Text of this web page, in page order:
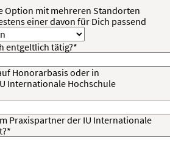
Option mit mehreren Standorten
einer davon für Dich passend
entgeltlich tätig?*
Honorarbasis oder in
Internationale Hochschule
Praxispartner der IU Internationale